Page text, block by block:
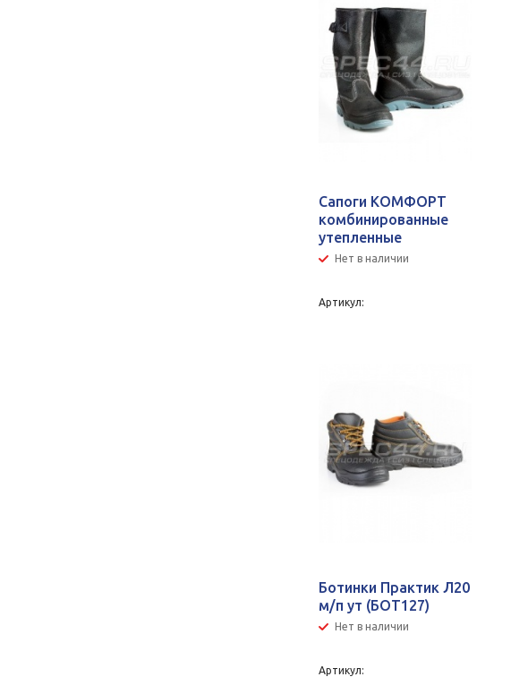
Сапоги КОМФОРТ
комбинированные
утепленные
Нет в наличии
Артикул:
Ботинки Практик Л20
м/п ут (БОТ127)
Нет в наличии
Артикул: